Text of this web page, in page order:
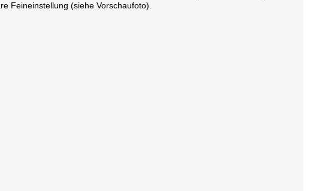
Feineinstellung (siehe Vorschaufoto).